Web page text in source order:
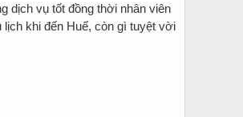
dịch vụ tốt đồng thời nhân viên
lịch khi đến Huế, còn gì tuyệt vời